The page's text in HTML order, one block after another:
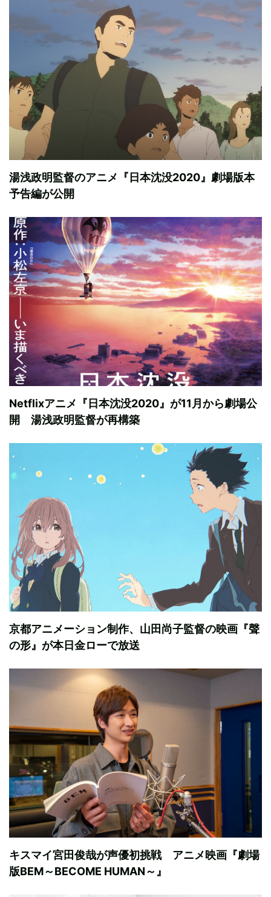
湯浅政明監督のアニメ『日本沈没2020』劇場版本
予告編が公開
Netflixアニメ『日本沈没2020』が11月から劇場公
開 湯浅政明監督が再構築
京都アニメーション制作、山田尚子監督の映画『聲
の形』が本日金ローで放送
キスマイ宮田俊哉が声優初挑戦 アニメ映画『劇場
版BEM～BECOME HUMAN～』